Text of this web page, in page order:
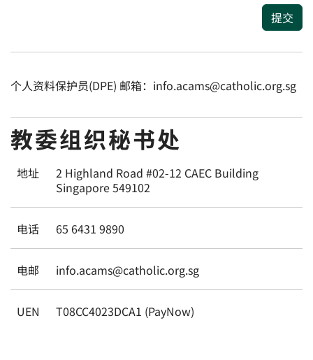
提交
个人资料保护员(DPE) 邮箱：info.acams@catholic.org.sg
教委组织秘书处
地址
2 Highland Road #02-12 CAEC Building
Singapore 549102
电话 65 6431 9890
电邮 info.acams@catholic.org.sg
UEN T08CC4023DCA1 (PayNow)